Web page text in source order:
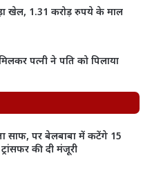
खेल, 1.31 करोड़ रुपये के माल
पत्नी ने पति को पिलाया
साफ, पर बेलबाबा में कटेंगे 15
की दी मंजूरी